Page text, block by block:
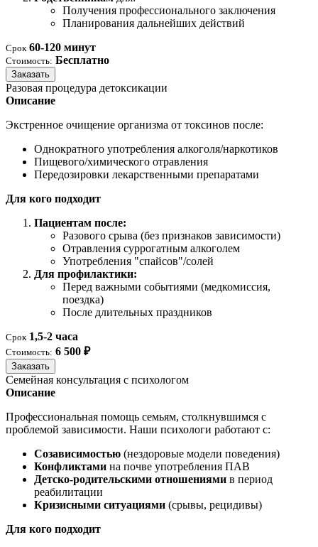
Получения профессионального заключения
Планирования дальнейших действий
Срок 60-120 минут
Стоимость: Бесплатно
Заказать
Разовая процедура детоксикации
Описание
Экстренное очищение организма от токсинов после:
Однократного употребления алкоголя/наркотиков
Пищевого/химического отравления
Передозировки лекарственными препаратами
Для кого подходит
Пациентам после:
Разового срыва (без признаков зависимости)
Отравления суррогатным алкоголем
Употребления "спайсов"/солей
Для профилактики:
Перед важными событиями (медкомиссия,
поездка)
После длительных праздников
Срок 1,5-2 часа
Стоимость: 6 500 ₽
Заказать
Семейная консультация с психологом
Описание
Профессиональная помощь семьям, столкнувшимся с
проблемой зависимости. Наши психологи работают с:
Созависимостью (нездоровые модели поведения)
Конфликтами на почве употребления ПАВ
Детско-родительскими отношениями в период
реабилитации
Кризисными ситуациями (срывы, рецидивы)
Для кого подходит